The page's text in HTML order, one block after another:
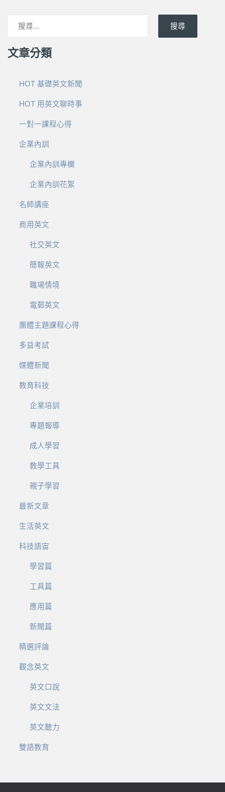
搜尋
文章分類
HOT 基礎英文新聞
HOT 用英文聊時事
一對一課程心得
企業內訓
企業內訓專欄
企業內訓花絮
名師講座
商用英文
社交英文
簡報英文
職場情境
電郵英文
團體主題課程心得
多益考試
媒體新聞
教育科技
企業培訓
專題報導
成人學習
教學工具
親子學習
最新文章
生活英文
科技語宙
學習篇
工具篇
應用篇
新聞篇
精選評論
觀念英文
英文口說
英文文法
英文聽力
雙語教育